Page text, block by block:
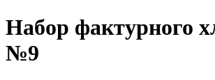
Набор фактурного
№9